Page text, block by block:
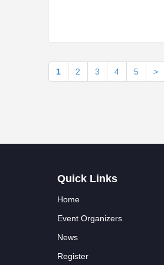
1 2 3 4 5 >
Quick Links
Home
Event Organizers
News
Register